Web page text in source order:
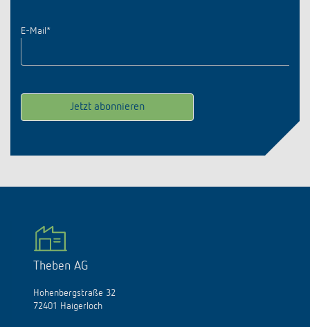
E-Mail *
Theben AG
Hohenbergstraße 32
72401 Haigerloch